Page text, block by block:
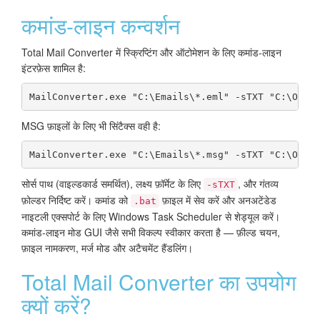
कमांड-लाइन कन्वर्शन
Total Mail Converter में स्क्रिप्टिंग और ऑटोमेशन के लिए कमांड-लाइन
इंटरफ़ेस शामिल है:
MailConverter.exe "C:\Emails\*.eml" -sTXT
MSG फ़ाइलों के लिए भी सिंटैक्स वही है:
MailConverter.exe "C:\Emails\*.msg" -sTXT
सोर्स पाथ (वाइल्डकार्ड समर्थित), लक्ष्य फ़ॉर्मेट के लिए -sTXT , और गंतव्य
फ़ोल्डर निर्दिष्ट करें। कमांड को
.bat फ़ाइल में सेव करें और अनअटेंडेड
नाइटली एक्सपोर्ट के लिए Windows Task Scheduler से शेड्यूल करें।
कमांड-लाइन मोड GUI जैसे सभी विकल्प स्वीकार करता है — फ़ील्ड चयन,
फ़ाइल नामकरण, मर्ज मोड और अटैचमेंट हैंडलिंग।
Total Mail Converter का उपयोग
क्यों करें?